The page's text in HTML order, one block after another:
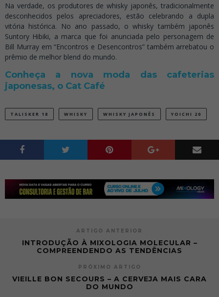
Na verdade, os produtores de whisky japonês, tradicionalmente
desconhecidos pelos apreciadores, estão celebrando a dupla
vitória histórica. No ano passado, o whisky também japonês
Suntory Hibiki, a marca que foi anunciada pelo personagem de
Bill Murray em “Encontros e Desencontros” também arrebatou o
prêmio de melhor blend do mundo.
Conheça a nova moda das cafeterias
japonesas, o Cat Café
TALISKER 18 WHISKY WHISKY JAPONÊS YOICHI 20
ARTIGO ANTERIOR
INTRODUÇÃO À MIXOLOGIA MOLECULAR –
COMPREENDENDO AS TENDÊNCIAS
PRÓXIMO ARTIGO
VIEILLE BON SECOURS – A CERVEJA MAIS CARA
DO MUNDO